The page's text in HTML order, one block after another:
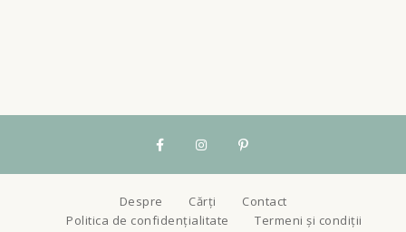
Despre Cărți
Contact
Politica de confidențialitate
Termeni și condiții